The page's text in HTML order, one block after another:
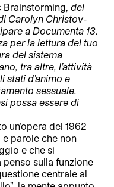
Brainstorming,del
Carolyn Christov-
a Documenta 13.
per la lettura del tuo
del sistema
tra altre, l’attività
stati d’animo e
sessuale.
possa essere di
un’opera del 1962
parole che non
e che si
sulla funzione
centrale al